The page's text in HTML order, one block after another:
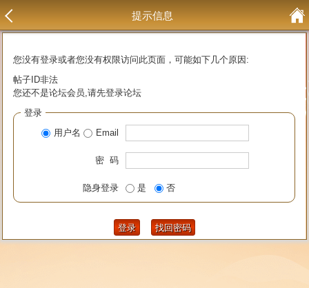
提示信息
您没有登录或者您没有权限访问此页面，可能如下几个原因:
帖子ID非法
您还不是论坛会员,请先登录论坛
登录
用户名
Email
密 码
隐身登录 是 否